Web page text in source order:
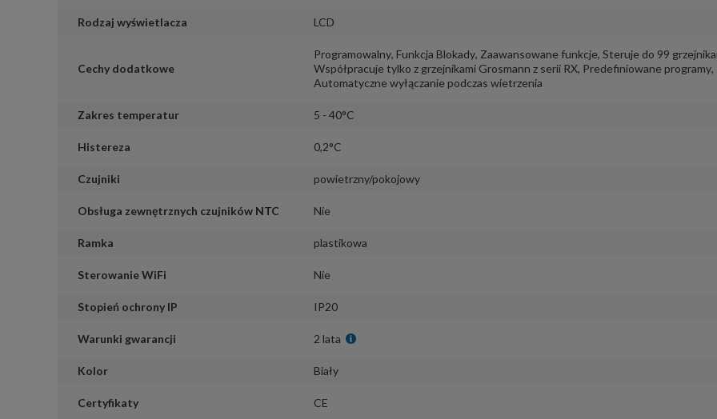
Rodzaj wyświetlacza LCD
Cechy dodatkowe
Programowalny, Funkcja Blokady, Zaawansowane funkcje, Steruje do 99
Współpracuje tylko z grzejnikami Grosmann z serii RX, Predefiniowane programy,
Automatyczne wyłączanie podczas wietrzenia
Zakres temperatur 5 - 40°C
Histereza 0,2°C
Czujniki powietrzny/pokojowy
Obsługa zewnętrznych czujników NTC Nie
Ramka plastikowa
Sterowanie WiFi Nie
Stopień ochrony IP IP20
Warunki gwarancji 2 lata
Kolor Biały
Certyfikaty CE